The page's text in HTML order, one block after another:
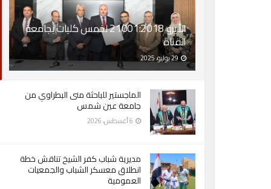
الأيزو 21001:2018 لخمس كليات بجامعة
القناة
الماجستير للباحثة منى البطراوي من
جامعة عين شمس
مديرية شباب كفر الشيخ تناقش خطة
انطلاق معسكر الشباب والجمعيات
العمومية